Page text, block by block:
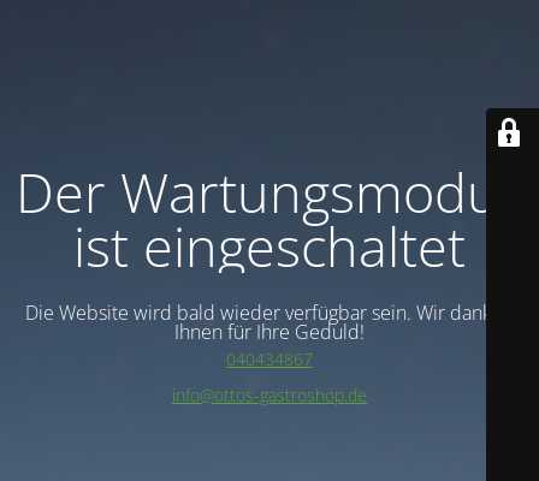
Der Wartungsmodus
ist eingeschaltet
Die Website wird bald wieder verfügbar sein. Wir danken
Ihnen für Ihre Geduld!
040434867
info@ottos-gastroshop.de